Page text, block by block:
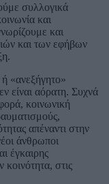
συλλογικά
και
και
και των εφήβων
ή «ανεξήγητο»
είναι αόρατη. Συχνά
κοινωνική
απέναντι στην
άνθρωποι
έγκαιρης
στις